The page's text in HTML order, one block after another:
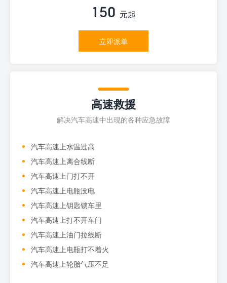
150 元起
立即派单
高速救援
解决汽车高速中出现的各种应急故障
汽车高速上水温过高
汽车高速上离合线断
汽车高速上门打不开
汽车高速上电瓶没电
汽车高速上钥匙锁车里
汽车高速上打不开车门
汽车高速上油门拉线断
汽车高速上电瓶打不着火
汽车高速上轮胎气压不足